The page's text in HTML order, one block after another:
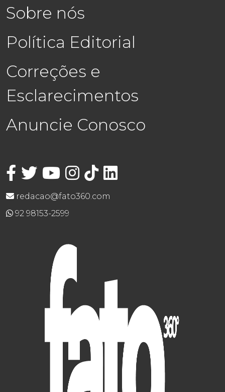
Sobre nós
Política Editorial
Correções e
Esclarecimentos
Anuncie Conosco
redacao@fato360.com
92 98153-2599